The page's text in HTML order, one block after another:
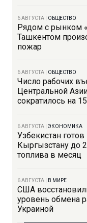
6 АВГУСТА ОБЩЕСТВО
Рядом с рынком
Ташкентом
пожар
6 АВГУСТА ОБЩЕСТВО
Число рабочих
Центральной
сократилось на
6 АВГУСТА ЭКОНОМИКА
Узбекистан готов
Кыргызстану до
топлива в месяц
6 АВГУСТА В МИРЕ
США
уровень обмена
Украиной